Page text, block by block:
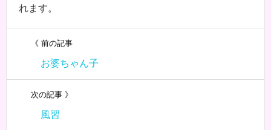
れます。
《 前の記事
お婆ちゃん子
次の記事 》
風習